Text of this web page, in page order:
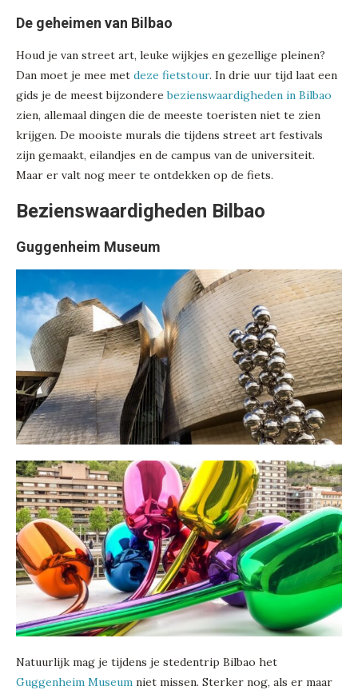
De geheimen van Bilbao
Houd je van street art, leuke wijkjes en gezellige pleinen?
Dan moet je mee met deze fietstour. In drie uur tijd laat een
gids je de meest bijzonderebezienswaardigheden in Bilbao
zien, allemaal dingen die de meeste toeristen niet te zien
krijgen. De mooiste murals die tijdens street art festivals
zijn gemaakt, eilandjes en de campus van de universiteit.
Maar er valt nog meer te ontdekken op de fiets.
Bezienswaardigheden Bilbao
Guggenheim Museum
Natuurlijk mag je tijdens je stedentrip Bilbao het
Guggenheim Museum niet missen. Sterker nog, als er maar